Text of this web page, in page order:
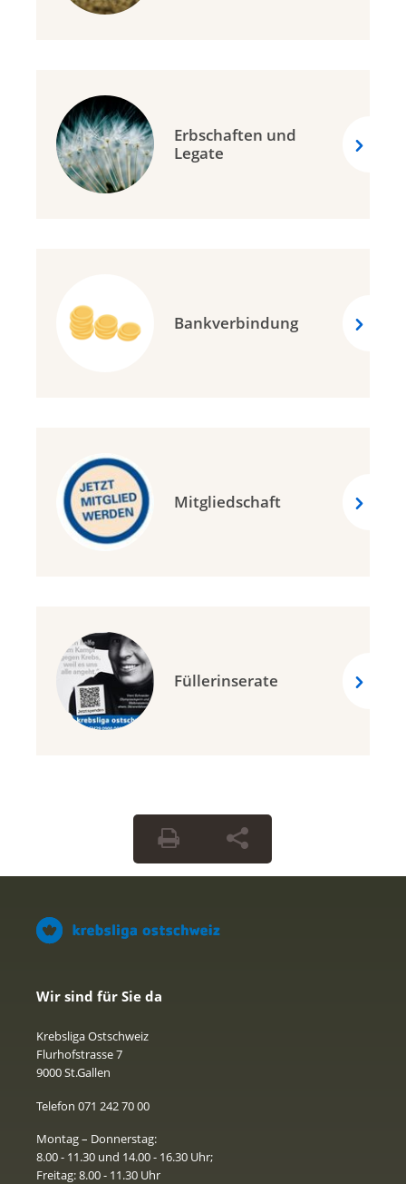
Erbschaften und
Legate
Bankverbindung
Mitgliedschaft
Füllerinserate
Wir sind für Sie da
Krebsliga Ostschweiz
Flurhofstrasse 7
9000 St.Gallen
Telefon 071 242 70 00
Montag – Donnerstag:
8.00 - 11.30 und 14.00 - 16.30 Uhr;
Freitag: 8.00 - 11.30 Uhr